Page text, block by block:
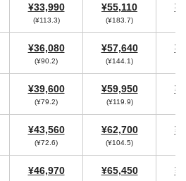
¥33,990
(¥113.3)
¥55,110
(¥183.7)
¥36,080
(¥90.2)
¥57,640
(¥144.1)
¥39,600
(¥79.2)
¥59,950
(¥119.9)
¥43,560
(¥72.6)
¥62,700
(¥104.5)
¥46,970 ¥65,450